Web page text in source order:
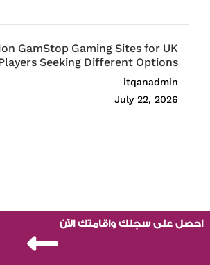
GamStop Gaming Sites for UK
Seeking Different Options
itqanadmin
July 22, 2026
احصل على سجلك واقامتك الآن